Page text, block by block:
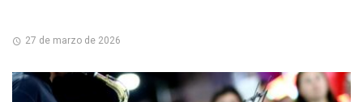
27 de marzo de 2026